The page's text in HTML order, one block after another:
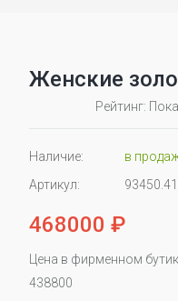
Женские
Рейтинг:
Наличие:
в
Артикул:
468000 ₽
Цена в фирменном
438800